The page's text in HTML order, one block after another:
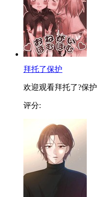
拜托了保护
欢迎观看拜托了?保护
评分: